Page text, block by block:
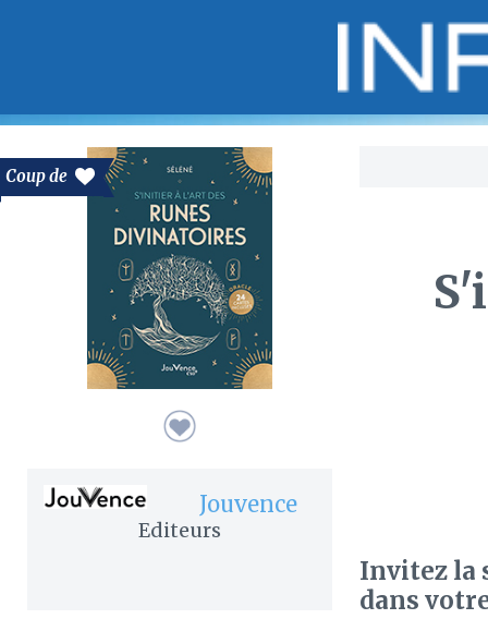
Coup de
Jouvence
Editeurs
Invitez la
dans